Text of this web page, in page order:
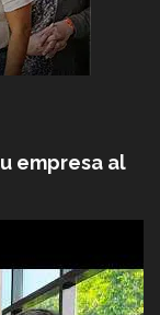
empresa al